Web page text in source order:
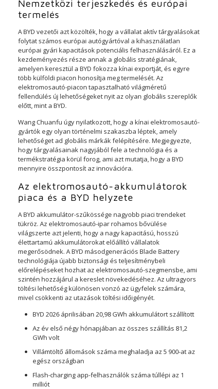
Nemzetközi terjeszkedés és európai
termelés
A BYD vezetői azt közölték, hogy a vállalat aktív tárgyalásokat
folytat számos európai autógyártóval a kihasználatlan
európai gyári kapacitások potenciális felhasználásáról. Ez a
kezdeményezés része annak a globális stratégiának,
amelyen keresztül a BYD fokozza kínai exportját, és egyre
több külföldi piacon honosítja meg termelését. Az
elektromosautó-piacon tapasztalható világméretű
fellendülés új lehetőségeket nyit az olyan globális szereplők
előtt, mint a BYD.
Wang Chuanfu úgy nyilatkozott, hogy a kínai elektromosautó-
gyártók egy olyan történelmi szakaszba léptek, amely
lehetőséget ad globális márkák felépítésére. Megjegyezte,
hogy tárgyalásainak nagyjából fele a technológia és a
termékstratégia körül forog, ami azt mutatja, hogy a BYD
mennyire összpontosít az innovációra.
Az elektromosautó-akkumulátorok
piaca és a BYD helyzete
A BYD akkumulátor-szűkössége nagyobb piaci trendeket
tükröz. Az elektromosautó-ipar rohamos bővülése
világszerte azt jelenti, hogy a nagy kapacitású, hosszú
élettartamú akkumulátorokat előállító vállalatok
megerősödnek. A BYD másodgenerációs Blade Battery
technológiája újabb biztonsági és teljesítménybeli
előrelépéseket hozhat az elektromosautó-szegmensbe, ami
szintén hozzájárul a kereslet növekedéséhez. Az ultragyors
töltési lehetőség különösen vonzó az ügyfelek számára,
mivel csökkenti az utazások töltési időigényét.
BYD 2026 áprilisában 20,98 GWh akkumulátort szállított
Az év első négy hónapjában az összes szállítás 81,2
GWh volt
Villámtöltő állomások száma meghaladja az 5 900-at az
egész országban
Flash-charging app-felhasználók száma túllépi az 1
milliót